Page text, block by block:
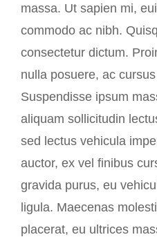
massa. Ut sapien mi,
commodo ac nibh.
consectetur dictum.
nulla posuere, ac
Suspendisse ipsum
aliquam sollicitudin
sed lectus vehicula
auctor, ex vel finibus
gravida purus, eu
ligula. Maecenas
placerat, eu ultrices